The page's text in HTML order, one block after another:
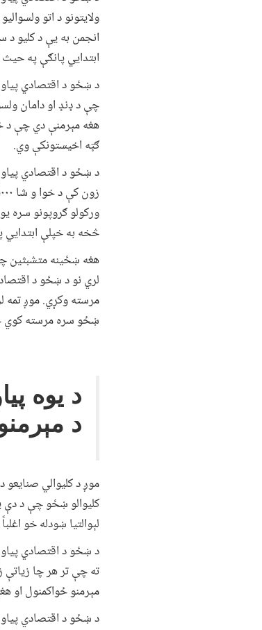
ابتدایي پانګې په حیث
د ښځو د اقتصادي
چې د ډنډ او دامان
هغه مېرمنې دي چې د
ګټه اخیستونکې وي.
د ښځو د اقتصادي
ورکولو ګروپونو سره
څخه به خپلې ابتدايي
هغه ښځینه متشبثین
لري نو د ښځو د
مرسته وکړي. موږ تمه
ښځو سره مرسته کوي
د یوه
د
موږ د کلیوالي
کلیوالو ښځو چې د دې
لېوالتیا ښودله خو
د ښځو د اقتصادي
ته چې تر هر چا زیاتې
مېرمنو ځواکمنول او
د ښځو د اقتصادي